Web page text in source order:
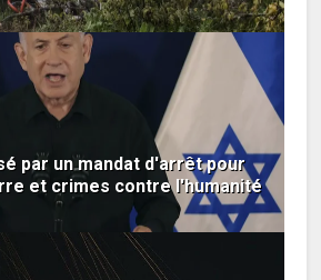
par un mandat d'arrêt pour
et crimes contre l'humanité